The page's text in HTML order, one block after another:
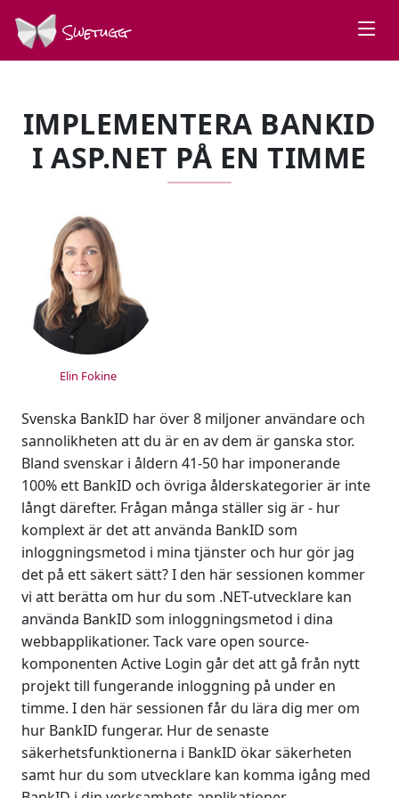
Swetugg
IMPLEMENTERA BANKID
I ASP.NET PÅ EN TIMME
SPEAKERS
Elin Fokine
Svenska BankID har över 8 miljoner användare och
sannolikheten att du är en av dem är ganska stor.
Bland svenskar i åldern 41-50 har imponerande
100% ett BankID och övriga ålderskategorier är inte
långt därefter. Frågan många ställer sig är - hur
komplext är det att använda BankID som
inloggningsmetod i mina tjänster och hur gör jag
det på ett säkert sätt? I den här sessionen kommer
vi att berätta om hur du som .NET-utvecklare kan
använda BankID som inloggningsmetod i dina
webbapplikationer. Tack vare open source-
komponenten Active Login går det att gå från nytt
projekt till fungerande inloggning på under en
timme. I den här sessionen får du lära dig mer om
hur BankID fungerar. Hur de senaste
säkerhetsfunktionerna i BankID ökar säkerheten
samt hur du som utvecklare kan komma igång med